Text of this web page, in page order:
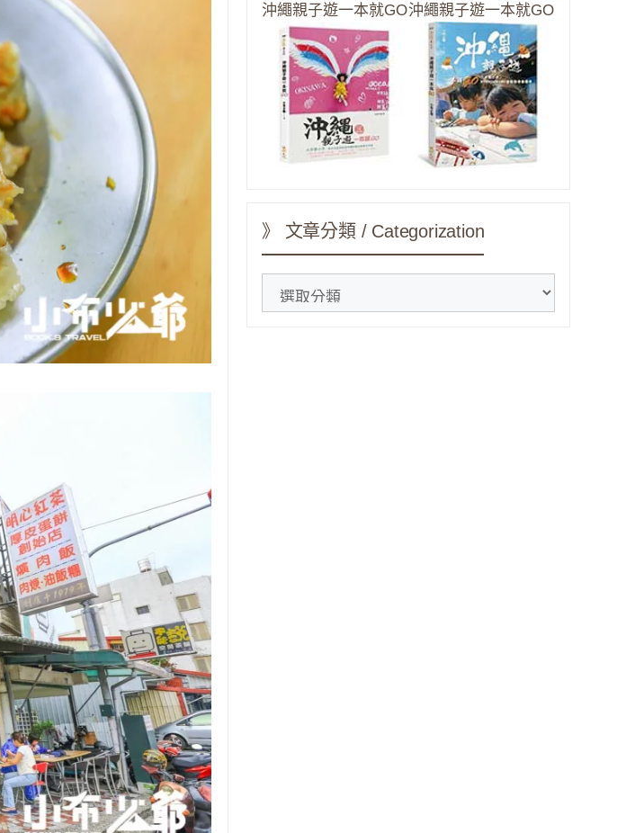
沖繩親子遊一本就GO沖繩親子遊一本就GO
》 文章分類 / Categorization